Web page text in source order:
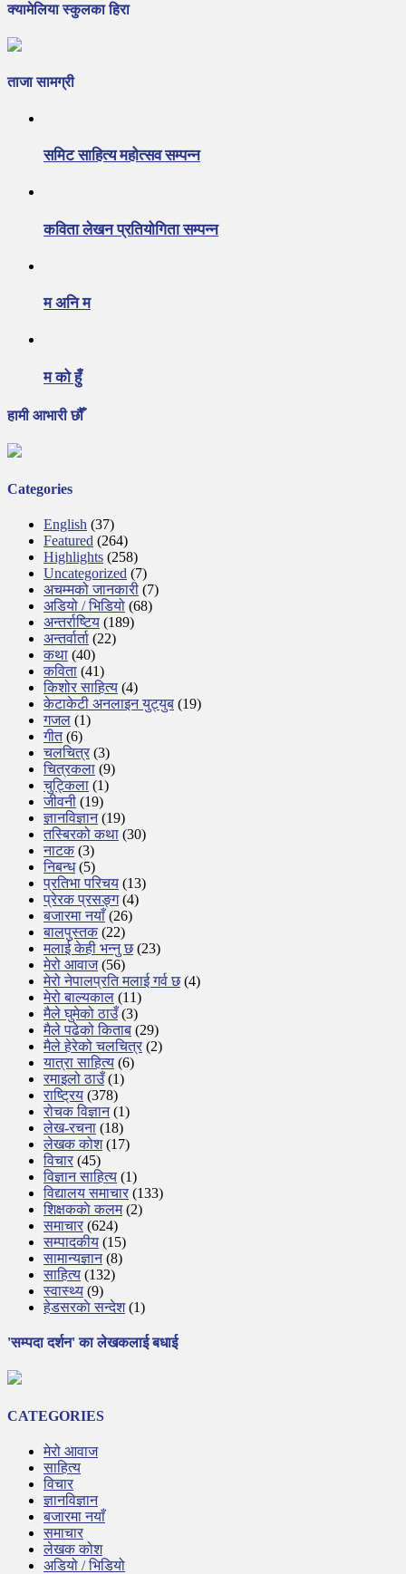
क्यामेलिया स्कुलका हिरा
ताजा सामग्री
समिट साहित्य महोत्सव सम्पन्न
कविता लेखन प्रतियोगिता सम्पन्न
म अनि म
म को हुँ
हामी आभारी छौँ
Categories
English (37)
Featured (264)
Highlights (258)
Uncategorized (7)
अचम्मको जानकारी (7)
अडियो / भिडियो (68)
अन्तर्राष्टिय (189)
अन्तर्वार्ता (22)
कथा (40)
कविता (41)
किशोर साहित्य (4)
केटाकेटी अनलाइन युट्युब (19)
गजल (1)
गीत(6)
चलचित्र (3)
चित्रकला (9)
चुट्किला (1)
जीवनी (19)
ज्ञानविज्ञान(19)
तस्बिरको कथा (30)
नाटक(3)
निबन्ध(5)
प्रतिभा परिचय (13)
प्रेरक प्रसङ्ग(4)
बजारमा नयाँ(26)
बालपुस्तक(22)
मलाई केही भन्नु छ(23)
मेरो आवाज(56)
मेरो नेपालप्रति मलाई गर्व छ(4)
मेरो बाल्यकाल (11)
मैले घुमेको ठाउँ(3)
मैले पढेको किताब (29)
मैले हेरेको चलचित्र (2)
यात्रा साहित्य (6)
रमाइलो ठाउँ(1)
राष्ट्रिय (378)
रोचक विज्ञान(1)
लेख-रचना (18)
लेखक कोश(17)
विचार (45)
विज्ञान साहित्य (1)
विद्यालय समाचार (133)
शिक्षककाे कलम(2)
समाचार (624)
सम्पादकीय (15)
सामान्यज्ञान(8)
साहित्य (132)
स्वास्थ्य (9)
हेडसरकाे सन्देश(1)
'सम्पदा दर्शन' का लेखकलाई बधाई
CATEGORIES
मेरो आवाज
साहित्य
विचार
ज्ञानविज्ञान
बजारमा नयाँ
समाचार
लेखक कोश
अडियो / भिडियो